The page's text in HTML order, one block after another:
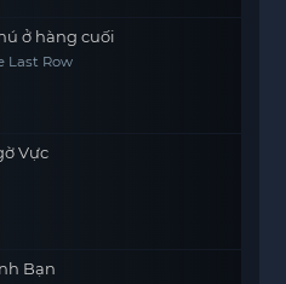
ở hàng cuối
Last Row
Vực
Bạn